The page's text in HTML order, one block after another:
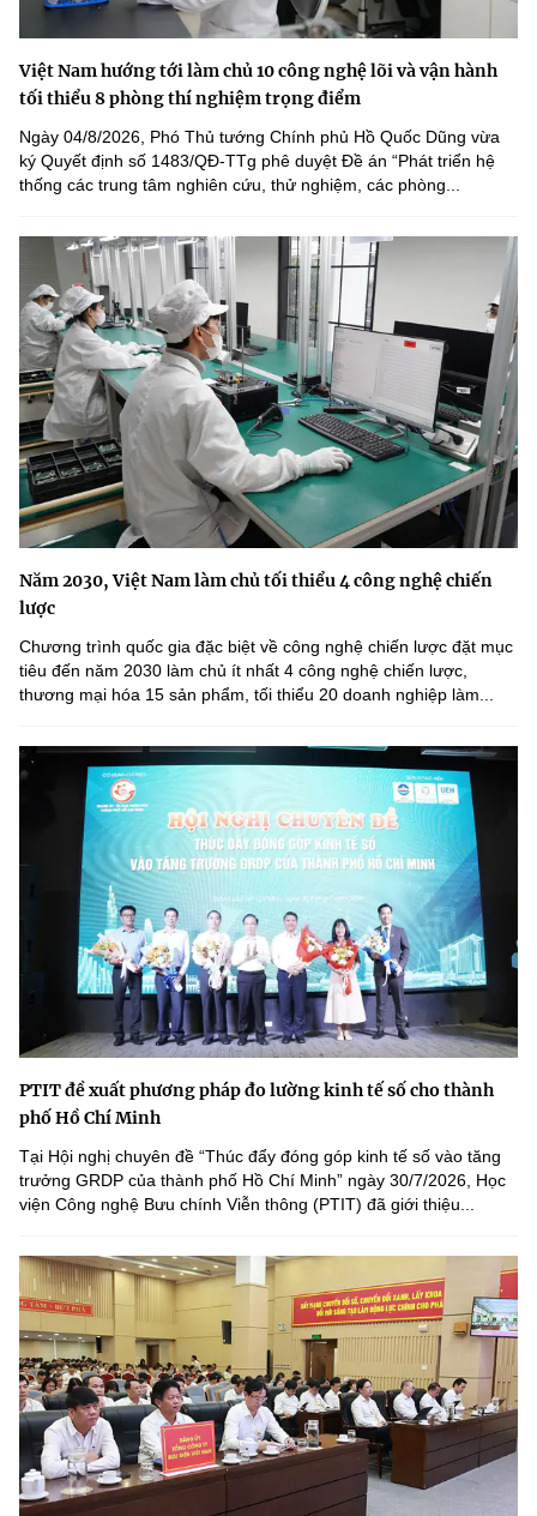
Việt Nam hướng tới làm chủ 10 công nghệ lõi và vận hành
tối thiểu 8 phòng thí nghiệm trọng điểm
Ngày 04/8/2026, Phó Thủ tướng Chính phủ Hồ Quốc Dũng vừa
ký Quyết định số 1483/QĐ-TTg phê duyệt Đề án “Phát triển hệ
thống các trung tâm nghiên cứu, thử nghiệm, các phòng...
Năm 2030, Việt Nam làm chủ tối thiểu 4 công nghệ chiến
lược
Chương trình quốc gia đặc biệt về công nghệ chiến lược đặt mục
tiêu đến năm 2030 làm chủ ít nhất 4 công nghệ chiến lược,
thương mại hóa 15 sản phẩm, tối thiểu 20 doanh nghiệp làm...
PTIT đề xuất phương pháp đo lường kinh tế số cho thành
phố Hồ Chí Minh
Tại Hội nghị chuyên đề “Thúc đẩy đóng góp kinh tế số vào tăng
trưởng GRDP của thành phố Hồ Chí Minh” ngày 30/7/2026, Học
viện Công nghệ Bưu chính Viễn thông (PTIT) đã giới thiệu...